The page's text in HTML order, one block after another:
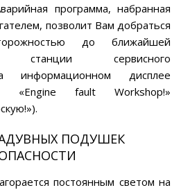
программа, набранная
позволит Вам добраться
до ближайшей
станции сервисного
информационном дисплее
«Engine fault Workshop!»
ПОДУШЕК
постоянным светом на